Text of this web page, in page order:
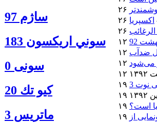
ساژم 97
سوني اريكسون 183
سونی 0
كيو تك 20
ماتريس 3
92
می‌شود
نوت 3